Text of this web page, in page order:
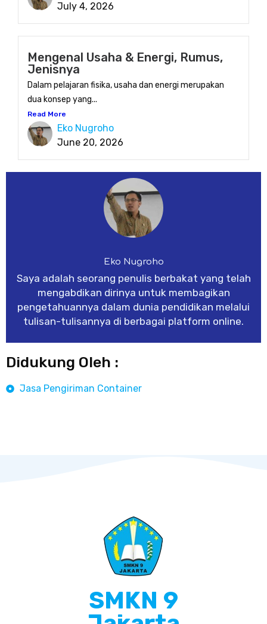
July 4, 2026
Mengenal Usaha & Energi, Rumus,
Jenisnya
Dalam pelajaran fisika, usaha dan energi merupakan
dua konsep yang...
Read More
Eko Nugroho
June 20, 2026
Eko Nugroho
Saya adalah seorang penulis berbakat yang telah
mengabdikan dirinya untuk membagikan
pengetahuannya dalam dunia pendidikan melalui
tulisan-tulisannya di berbagai platform online.
Didukung Oleh :
Jasa Pengiriman Container
SMKN 9